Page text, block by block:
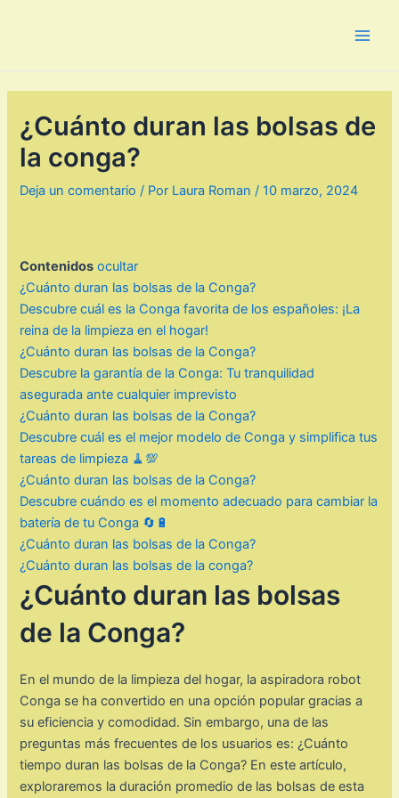
¿Cuánto duran las bolsas de
la conga?
Deja un comentario / Por Laura Roman/10 marzo, 2024
Contenidos ocultar
¿Cuánto duran las bolsas de la Conga?
Descubre cuál es la Conga favorita de los españoles: ¡La
reina de la limpieza en el hogar!
¿Cuánto duran las bolsas de la Conga?
Descubre la garantía de la Conga: Tu tranquilidad
asegurada ante cualquier imprevisto
¿Cuánto duran las bolsas de la Conga?
Descubre cuál es el mejor modelo de Conga y simplifica tus
tareas de limpieza 🧹💯
¿Cuánto duran las bolsas de la Conga?
Descubre cuándo es el momento adecuado para cambiar la
batería de tu Conga 🔄🔋
¿Cuánto duran las bolsas de la Conga?
¿Cuánto duran las bolsas de la conga?
¿Cuánto duran las bolsas
de la Conga?
En el mundo de la limpieza del hogar, la aspiradora robot
Conga se ha convertido en una opción popular gracias a
su eficiencia y comodidad. Sin embargo, una de las
preguntas más frecuentes de los usuarios es: ¿Cuánto
tiempo duran las bolsas de la Conga? En este artículo,
exploraremos la duración promedio de las bolsas de esta